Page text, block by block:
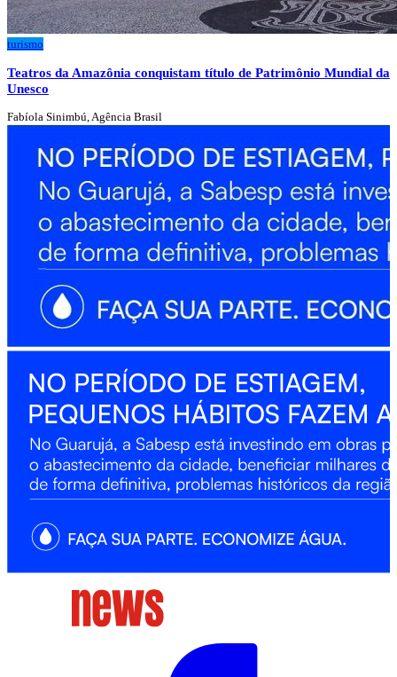
turismo
Teatros da Amazônia conquistam título de Patrimônio Mundial da
Unesco
Fabíola Sinimbú, Agência Brasil